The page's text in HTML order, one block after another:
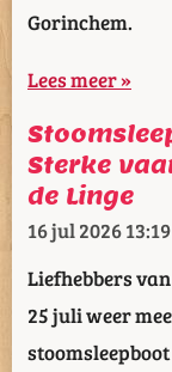
Gorinchem.
Lees meer »
Sterke
de Linge
16 jul 202613:19
Liefhebbers
25 juli weer